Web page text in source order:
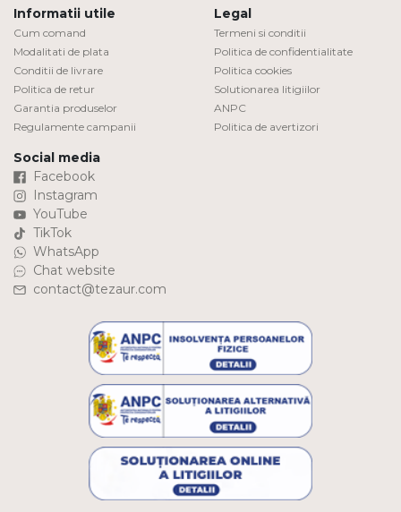
Informatii utile
Cum comand
Modalitati de plata
Conditii de livrare
Politica de retur
Garantia produselor
Regulamente campanii
Legal
Termeni si conditii
Politica de confidentialitate
Politica cookies
Solutionarea litigiilor
ANPC
Politica de avertizori
Social media
Facebook
Instagram
YouTube
TikTok
WhatsApp
Chat website
contact@tezaur.com